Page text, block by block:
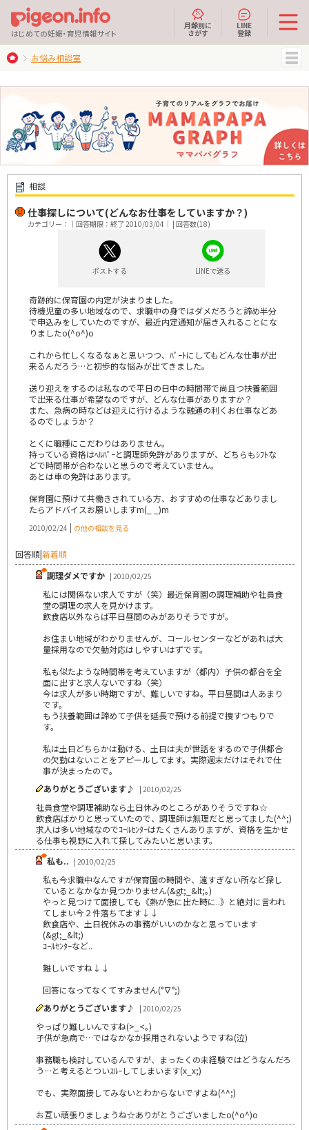
はじめての妊娠・育児情報サイト
月齢別に
さがす
LINE
登録
お悩み相談室
相談
仕事探しについて(どんなお仕事をしていますか？)
カテゴリー：｜回答期限：終了 2010/03/04｜ | 回答数(18)
ポストする LINEで送る
奇跡的に保育園の内定が決まりました。
待機児童の多い地域なので、求職中の身ではダメだろうと諦め半分
で申込みをしていたのですが、最近内定通知が届き入れることにな
りましたo(^o^)o
これから忙しくなるなぁと思いつつ、ﾊﾟｰﾄにしてもどんな仕事が出
来るんだろう…と初歩的な悩みが出てきました。
送り迎えをするのは私なので平日の日中の時間帯で尚且つ扶養範囲
で出来る仕事が希望なのですが、どんな仕事がありますか？
また、急病の時などは迎えに行けるような融通の利くお仕事などあ
るのでしょうか？
とくに職種にこだわりはありません。
持っている資格はﾍﾙﾊﾟｰと調理師免許がありますが、どちらもｼﾌﾄな
どで時間帯が合わないと思うので考えていません。
あとは車の免許はあります。
保育園に預けて共働きされている方、おすすめの仕事などありまし
たらアドバイスお願いしますm(_ _)m
2010/02/24 | の他の相談を見る
回答順|新着順
調理ダメですか | 2010/02/25
私には関係ない求人ですが（笑）最近保育園の調理補助や社員食
堂の調理の求人を見かけます。
飲食店以外ならば平日昼間のみがありそうですが。
お住まい地域がわかりませんが、コールセンターなどがあれば大
量採用なので欠勤対応はしやすいはずです。
私も似たような時間帯を考えていますが（都内）子供の都合を全
面に出すと求人ないですね（笑）
今は求人が多い時期ですが、難しいですね。平日昼間は人あまり
です。
もう扶養範囲は諦めて子供を延長で預ける前提で捜すつもりで
す。
私は土日どちらかは動ける、土日は夫が世話をするので子供都合
の欠勤はないことをアピールしてます。実際週末だけはそれで仕
事が決まったので。
ありがとうございます♪
| 2010/02/25
社員食堂や調理補助なら土日休みのところがありそうですね☆
飲食店ばかりと思っていたので、調理師は無理だと思ってました(^^;)
求人は多い地域なのでｺｰﾙｾﾝﾀｰはたくさんありますが、資格を生かせ
る仕事も視野に入れて探してみたいと思います。
私も.. | 2010/02/25
私も今求職中なんですが保育園の時間や、遠すぎない所など探し
ているとなかなか見つかりません(&gt;_&lt;｡)
やっと見つけて面接しても《熱が急に出た時に..》と絶対に言われ
てしまい今２件落ちてます↓↓
飲食店や、土日祝休みの事務がいいのかなと思っています
(&gt;_&lt;)
ｺｰﾙｾﾝﾀｰなど..
難しいですね↓↓
回答になってなくてすみません(°∇°;)
ありがとうございます♪
| 2010/02/25
やっぱり難しいんですね(>_<｡)
子供が急病で…ではなかなか採用されないようですね(泣)
事務職も検討しているんですが、まったくの未経験ではどうなんだろ
う…と考えるとついｽﾙｰしてしまいます(x_x;)
でも、実際面接してみないとわからないですよね(^^;)
お互い頑張りましょうね☆ありがとうございましたo(^o^)o